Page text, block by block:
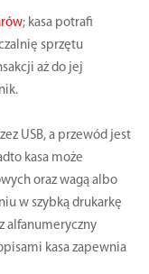
; kasa potrafi
sprzętu
aż do jej
USB, a przewód jest
kasa może
oraz wagą albo
w szybką drukarkę
alfanumeryczny
kasa zapewnia